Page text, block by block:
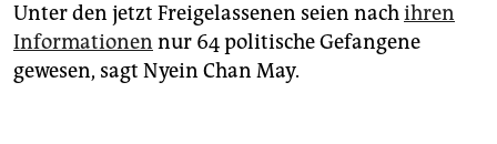
Unter den jetzt Freigelassenen seien nachihren
Informationen nur 64 politische Gefangene
gewesen, sagt Nyein Chan May.